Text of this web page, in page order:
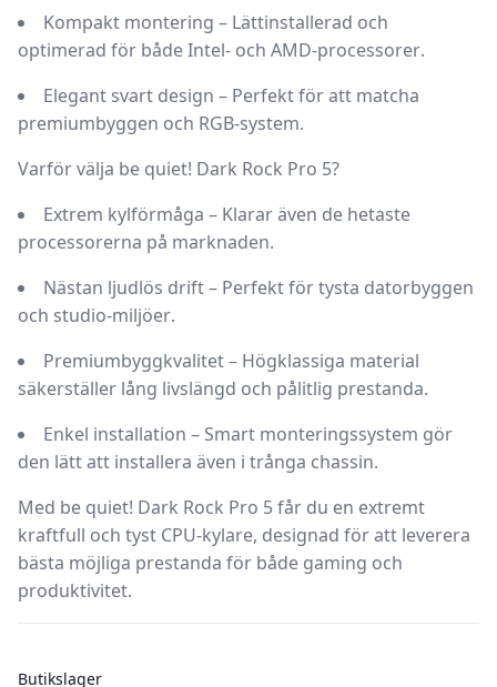
Kompakt montering – Lättinstallerad och
optimerad för både Intel- och AMD-processorer.
Elegant svart design – Perfekt för att matcha
premiumbyggen och RGB-system.
Varför välja be quiet! Dark Rock Pro 5?
Extrem kylförmåga – Klarar även de hetaste
processorerna på marknaden.
Nästan ljudlös drift– Perfekt för tysta datorbyggen
och studio-miljöer.
Premiumbyggkvalitet– Högklassiga material
säkerställer lång livslängd och pålitlig prestanda.
Enkel installation – Smart monteringssystem gör
den lätt att installera även i trånga chassin.
Med be quiet! Dark Rock Pro 5får du en extremt
kraftfull och tyst CPU-kylare, designad för att leverera
bästa möjliga prestanda för både gaming och
produktivitet.
Butikslager